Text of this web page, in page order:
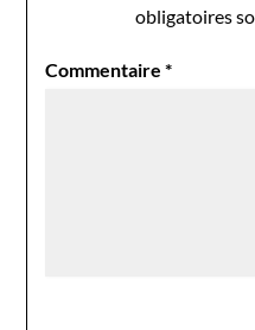
obligatoires
Commentaire*